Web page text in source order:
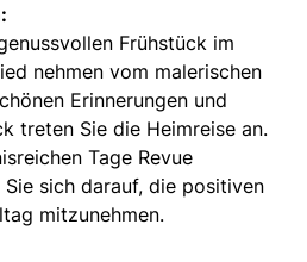
Frühstück im
nehmen vom malerischen
Erinnerungen und
treten Sie die Heimreise an.
Tage Revue
sich darauf, die positiven
mitzunehmen.